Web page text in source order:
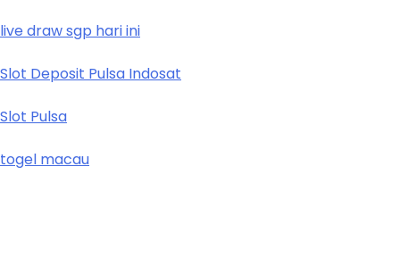
live draw sgp hari ini
Slot Deposit Pulsa Indosat
Slot Pulsa
togel macau